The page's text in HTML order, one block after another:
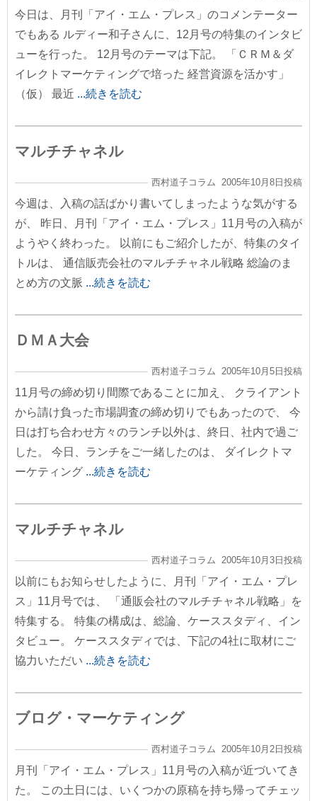
今日は、月刊「アイ・エム・プレス」のコメンテーター
でもある ルディー和子さんに、12月号の特集のインタビ
ューを行った。 12月号のテーマは下記。 「ＣＲＭ＆ダ
イレクトマーケティングで培った 経営資源を活かす」
（仮） 最近 ...続きを読む
マルチチャネル
西村道子コラム 2005年10月8日投稿
今週は、入稿の話ばかり書いてしまったような気がする
が、 昨日、月刊「アイ・エム・プレス」11月号の入稿が
ようやく終わった。 以前にもご紹介したが、特集のタイ
トルは、 通信販売会社のマルチチャネル戦略 総論のま
とめ方の文脈 ...続きを読む
ＤＭＡ大会
西村道子コラム 2005年10月5日投稿
11月号の締め切り間際であることに加え、 クライアント
から請け負った市場調査の締め切りでもあったので、 今
日は打ち合わせ方々のランチ以外は、終日、社内で過ご
した。 今日、ランチをご一緒したのは、 ダイレクトマ
ーケティング ...続きを読む
マルチチャネル
西村道子コラム 2005年10月3日投稿
以前にもお知らせしたように、月刊「アイ・エム・プレ
ス」11月号では、 「通販会社のマルチチャネル戦略」を
特集する。 特集の構成は、総論、ケーススタディ、イン
タビュー。 ケーススタディでは、下記の4社に取材にご
協力いただい ...続きを読む
ブログ・マーケティング
西村道子コラム 2005年10月2日投稿
月刊「アイ・エム・プレス」11月号の入稿が近づいてき
た。 この土日には、いくつかの原稿を持ち帰ってチェッ